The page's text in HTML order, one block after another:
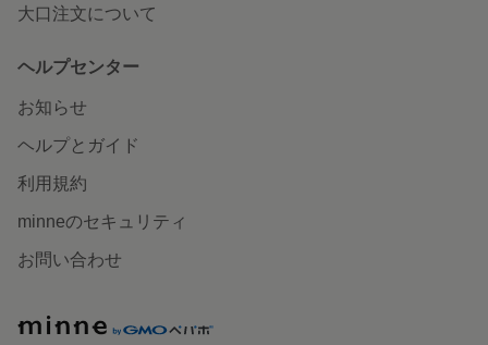
大口注文について
ヘルプセンター
お知らせ
ヘルプとガイド
利用規約
minneのセキュリティ
お問い合わせ